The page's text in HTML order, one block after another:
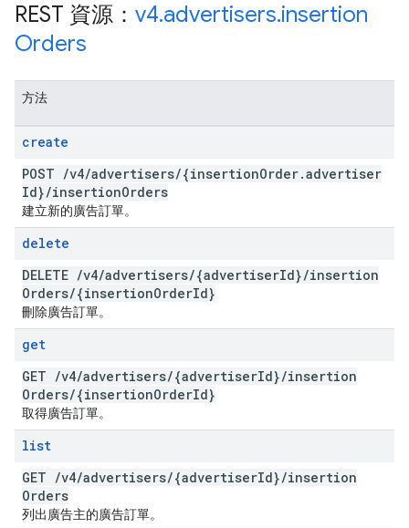
REST 資源： v4.advertisers.insertion
Orders
方法
create
POST /v4/advertisers/{insertionOrder.advertiser
Id}/insertionOrders
建立新的廣告訂單。
delete
DELETE /v4/advertisers/{advertiserId}/insertion
Orders/{insertionOrderId}
刪除廣告訂單。
get
GET /v4/advertisers/{advertiserId}/insertion
Orders/{insertionOrderId}
取得廣告訂單。
list
GET /v4/advertisers/{advertiserId}/insertion
Orders
列出廣告主的廣告訂單。